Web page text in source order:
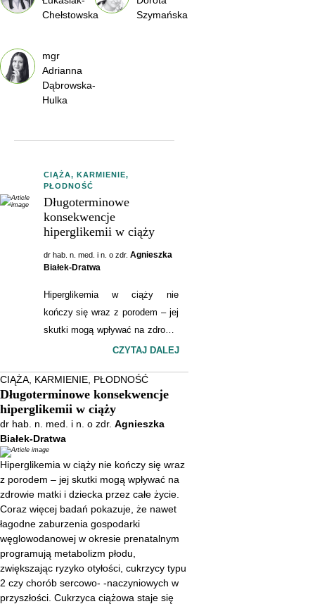
Chełstowska
Szymańska
mgr
Adrianna
Dąbrowska-
Hulka
CIĄŻA, KARMIENIE,
PŁODNOŚĆ
Długoterminowe
konsekwencje
hiperglikemii w ciąży
dr hab. n. med. i n. o zdr. Agnieszka
Białek-Dratwa
Hiperglikemia w ciąży nie
kończy się wraz z porodem – jej
skutki mogą wpływać na zdrowie
matki i dziecka przez całe życie.
nawet łagodne zaburzenia
gospodarki węglowodanowej w
okresie prenatalnym programują
metabolizm płodu, zwiększając
ryzyko otyłości, cukrzycy typu 2
czy chorób sercowo- -
naczyniowych w przyszłości.
Cukrzyca ciążowa staje się więc
nie tylko problemem
położniczym, lecz także
wyzwaniem zdrowia publicznego
o wymiarze
międzypokoleniowym.
CZYTAJ DALEJ
CIĄŻA, KARMIENIE, PŁODNOŚĆ
Długoterminowe konsekwencje
hiperglikemii w ciąży
dr hab. n. med. i n. o zdr. Agnieszka
Białek-Dratwa
Hiperglikemia w ciąży nie kończy się wraz
z porodem – jej skutki mogą wpływać na
zdrowie matki i dziecka przez całe życie.
Coraz więcej badań pokazuje, że nawet
łagodne zaburzenia gospodarki
węglowodanowej w okresie prenatalnym
programują metabolizm płodu,
zwiększając ryzyko otyłości, cukrzycy typu
2 czy chorób sercowo- -naczyniowych w
przyszłości. Cukrzyca ciążowa staje się